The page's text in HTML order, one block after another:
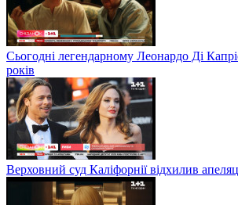
Сьогодні легендарному Леонардо Ді
років
Верховний суд Каліфорнії відхилив